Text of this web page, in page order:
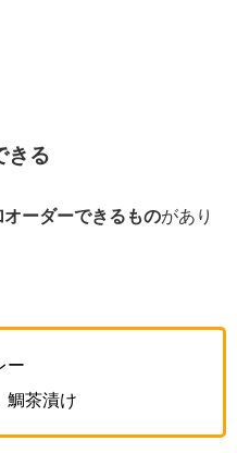
きる
ーダーできるものがあり
ー
鯛茶漬け